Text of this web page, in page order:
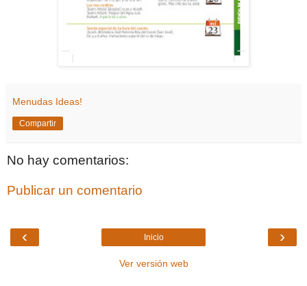
Menudas Ideas!
Compartir
No hay comentarios:
Publicar un comentario
‹ ›
Inicio
Ver versión web